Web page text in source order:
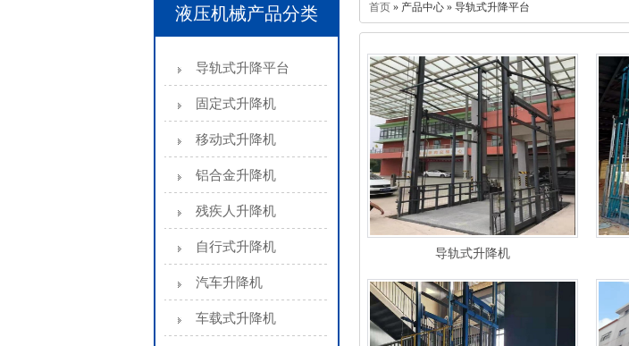
液压机械产品分类
导轨式升降平台
固定式升降机
移动式升降机
铝合金升降机
残疾人升降机
自行式升降机
汽车升降机
车载式升降机
首页 » 产品中心 » 导轨式升降平台
导轨式升降机